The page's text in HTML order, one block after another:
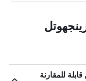
للمقارنة